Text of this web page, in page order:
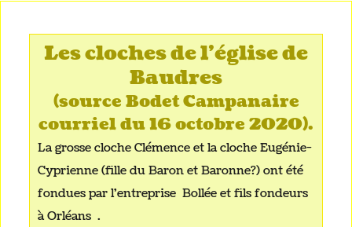
Les cloches de l’église de
Baudres
(source Bodet Campanaire
courriel du 16 octobre 2020).
La grosse cloche Clémence et la cloche Eugénie-
Cyprienne (fille du Baron et Baronne?) ont été
fondues par l'entreprise Bollée et fils fondeurs
à Orléans .